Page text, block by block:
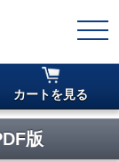
カートを見る
版